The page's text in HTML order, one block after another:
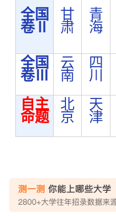
全国
卷Ⅱ
甘
肃
青
海
全国
卷Ⅲ
云
南
四
川
自主
命题
北
京
天
津